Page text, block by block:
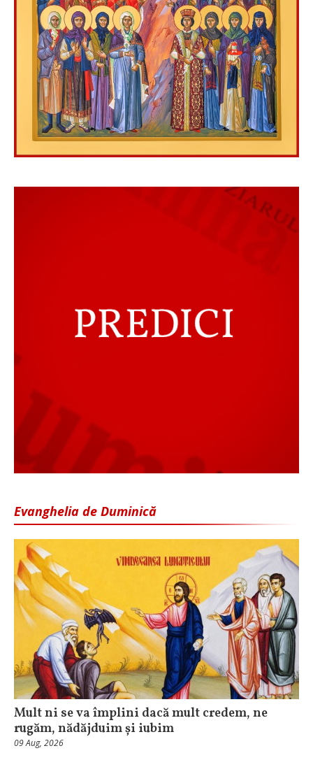
Evanghelia de Duminică
Mult ni se va împlini dacă mult credem, ne
rugăm, nădăjduim și iubim
09 Aug, 2026